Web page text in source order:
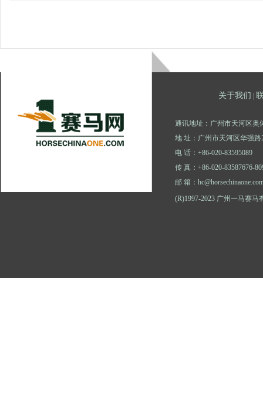
关于我们
通讯地址：广州市天河区奥
地 址：广州市天河区华强路
电 话：+86-020-83595089
传 真：+86-020-83587676-
邮 箱：
(R)1997-2023 广州一马赛马